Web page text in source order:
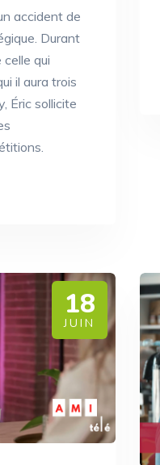
accident de
Durant
qui
il aura trois
Éric sollicite
18
JUIN